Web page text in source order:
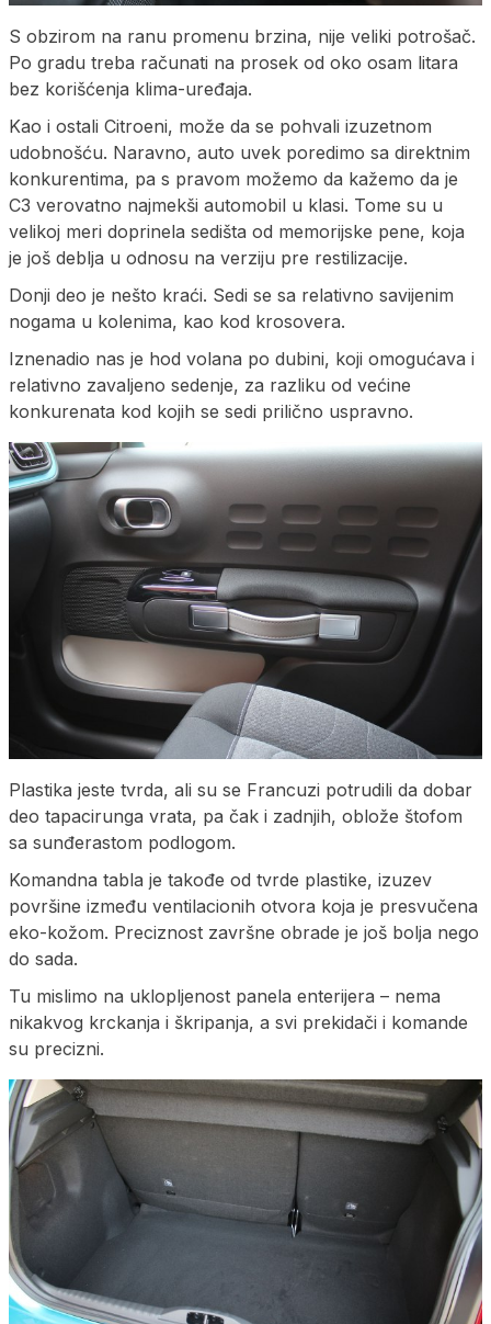
S obzirom na ranu promenu brzina, nije veliki potrošač.
Po gradu treba računati na prosek od oko osam litara
bez korišćenja klima-uređaja.
Kao i ostali Citroeni, može da se pohvali izuzetnom
udobnošću. Naravno, auto uvek poredimo sa direktnim
konkurentima, pa s pravom možemo da kažemo da je
C3 verovatno najmekši automobil u klasi. Tome su u
velikoj meri doprinela sedišta od memorijske pene, koja
je još deblja u odnosu na verziju pre restilizacije.
Donji deo je nešto kraći. Sedi se sa relativno savijenim
nogama u kolenima, kao kod krosovera.
Iznenadio nas je hod volana po dubini, koji omogućava i
relativno zavaljeno sedenje, za razliku od većine
konkurenata kod kojih se sedi prilično uspravno.
Plastika jeste tvrda, ali su se Francuzi potrudili da dobar
deo tapacirunga vrata, pa čak i zadnjih, oblože štofom
sa sunđerastom podlogom.
Komandna tabla je takođe od tvrde plastike, izuzev
površine između ventilacionih otvora koja je presvučena
eko-kožom. Preciznost završne obrade je još bolja nego
do sada.
Tu mislimo na uklopljenost panela enterijera – nema
nikakvog krckanja i škripanja, a svi prekidači i komande
su precizni.